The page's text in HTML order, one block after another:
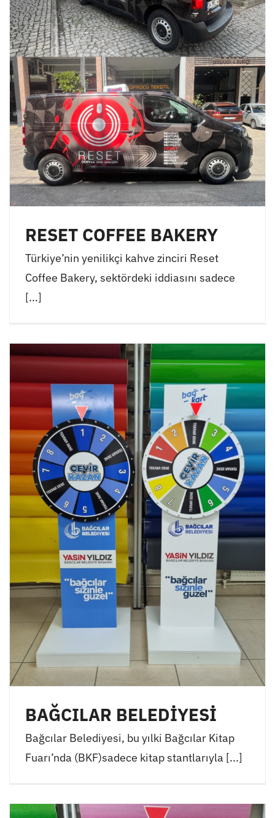
RESET COFFEE BAKERY
Türkiye’nin yenilikçi kahve zinciri Reset
Coffee Bakery, sektördeki iddiasını sadece
[...]
BAĞCILAR BELEDİYESİ
Bağcılar Belediyesi, bu yılki Bağcılar Kitap
Fuarı’nda (BKF)sadece kitap stantlarıyla [...]